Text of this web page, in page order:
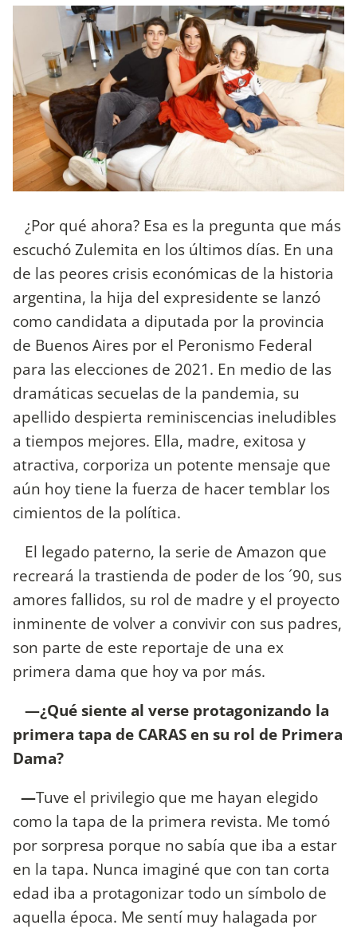
¿Por qué ahora? Esa es la pregunta que más
escuchó Zulemita en los últimos días. En una
de las peores crisis económicas de la historia
argentina, la hija del expresidente se lanzó
como candidata a diputada por la provincia
de Buenos Aires por el Peronismo Federal
para las elecciones de 2021. En medio de las
dramáticas secuelas de la pandemia, su
apellido despierta reminiscencias ineludibles
a tiempos mejores. Ella, madre, exitosa y
atractiva, corporiza un potente mensaje que
aún hoy tiene la fuerza de hacer temblar los
cimientos de la política.
El legado paterno, la serie de Amazon que
recreará la trastienda de poder de los ´90, sus
amores fallidos, su rol de madre y el proyecto
inminente de volver a convivir con sus padres,
son parte de este reportaje de una ex
primera dama que hoy va por más.
—¿Qué siente al verse protagonizando la
primera tapa de CARAS en su rol de Primera
Dama?
—Tuve el privilegio que me hayan elegido
como la tapa de la primera revista. Me tomó
por sorpresa porque no sabía que iba a estar
en la tapa. Nunca imaginé que con tan corta
edad iba a protagonizar todo un símbolo de
aquella época. Me sentí muy halagada por